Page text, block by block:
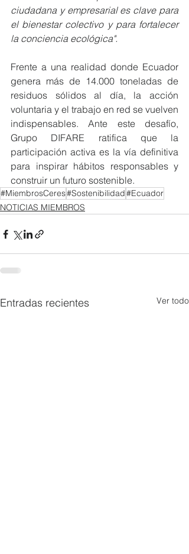
ciudadana y empresarial es clave para
el bienestar colectivo y para fortalecer
la conciencia ecológica".
Frente a una realidad donde Ecuador
genera más de 14.000 toneladas de
residuos sólidos al día, la acción
voluntaria y el trabajo en red se vuelven
indispensables. Ante este desafío,
Grupo DIFARE ratifica que la
participación activa es la vía definitiva
para inspirar hábitos responsables y
construir un futuro sostenible.
#MiembrosCeres#Sostenibilidad#Ecuador
NOTICIAS MIEMBROS
Entradas recientes Ver todo